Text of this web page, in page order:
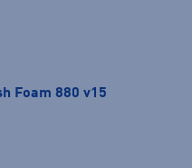
Foam 880 v15